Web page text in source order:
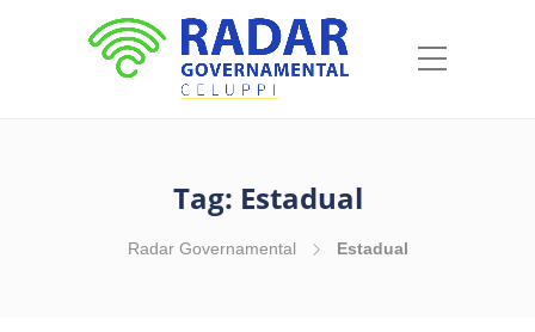
Tag: Estadual
Radar Governamental Estadual